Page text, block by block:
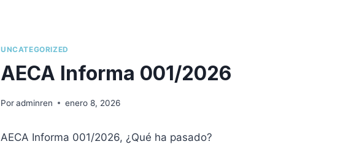
UNCATEGORIZED
AECA Informa 001/2026
Poradminren enero 8, 2026
AECA Informa 001/2026, ¿Qué ha pasado?